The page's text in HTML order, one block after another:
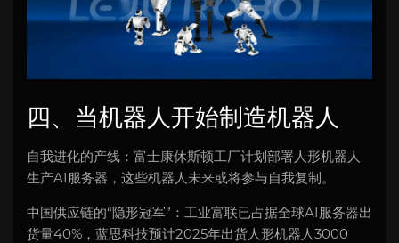
四、当机器人开始制造机器人
自我进化的产线：富士康休斯顿工厂计划部署人形机器人
生产AI服务器，这些机器人未来或将参与自我复制。
中国供应链的“隐形冠军”：工业富联已占据全球AI服务器出
货量40%，蓝思科技预计2025年出货人形机器人3000